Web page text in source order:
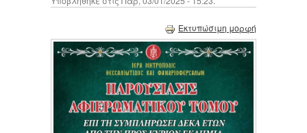
Εκτυπώσιμη μορφή